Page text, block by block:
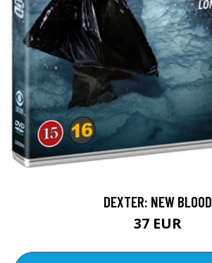
DEXTER: NEW BLOOD
37 EUR